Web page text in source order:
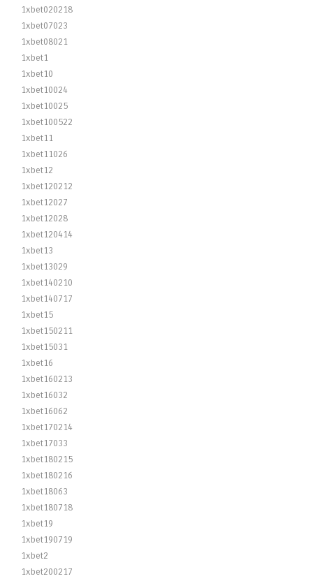
1xbet020218
1xbet07023
1xbet08021
1xbet1
1xbet10
1xbet10024
1xbet10025
1xbet100522
1xbet11
1xbet11026
1xbet12
1xbet120212
1xbet12027
1xbet12028
1xbet120414
1xbet13
1xbet13029
1xbet140210
1xbet140717
1xbet15
1xbet150211
1xbet15031
1xbet16
1xbet160213
1xbet16032
1xbet16062
1xbet170214
1xbet17033
1xbet180215
1xbet180216
1xbet18063
1xbet180718
1xbet19
1xbet190719
1xbet2
1xbet200217